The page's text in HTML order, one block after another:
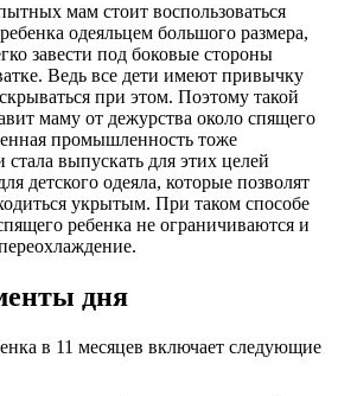
мам стоит воспользоваться
одеяльцем большого размера,
завести под боковые стороны
Ведь все дети имеют привычку
при этом. Поэтому такой
маму от дежурства около спящего
промышленность тоже
стала выпускать для этих целей
детского одеяла, которые позволят
укрытым. При таком способе
ребенка не ограничиваются и
дня
в 11 месяцев включает следующие